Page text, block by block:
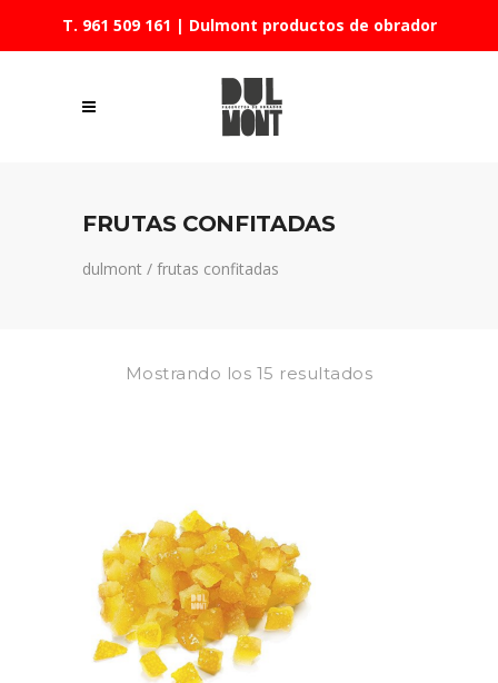
T. 961 509 161 | Dulmont productos de obrador
FRUTAS CONFITADAS
dulmont / frutas confitadas
Mostrando los 15 resultados